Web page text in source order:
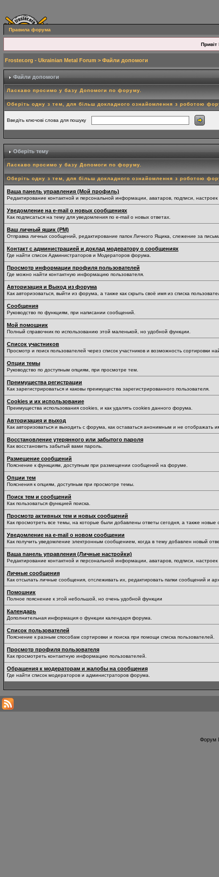
Правила форума
Привіт
Froster.org - Ukrainian Metal Forum > Файли допомоги
Файли допомоги
Ласкаво просимо у базу Допомоги по форуму.
Оберіть одну з тем, для більш докладного ознайомлення з роботою
Введіть ключові слова для пошуку
Оберіть тему
Ласкаво просимо у базу Допомоги по форуму.
Оберіть одну з тем, для більш докладного ознайомлення з роботою
Ваша панель управления (Мой профиль)
Редактирование контактной и персональной информации, аватаров, подписи,
Уведомление на e-mail о новых сообщениях
Как подписаться на тему для уведомления по e-mail о новых ответах.
Ваш личный ящик (PM)
Отправка личных сообщений, редактирование папок Личного Ящика, слежение за
Контакт с администрацией и доклад модератору о сообщениях
Где найти список Администраторов и Модераторов форума.
Просмотр информации профиля пользователей
Где можно найти контактную информацию пользователя.
Авторизация и Выход из форума
Как авторизоваться, выйти из форума, а также как скрыть своё имя из списка
Сообщения
Руководство по функциям, при написании сообщений.
Мой помощник
Полный справочник по использованию этой маленькой, но удобной функции.
Список участников
Просмотр и поиск пользователей через список участников и возможность сортировки
Опции темы
Руководство по доступным опциям, при просмотре тем.
Преимущества регистрации
Как зарегистрироваться и каковы преимущества зарегистрированного пользователя.
Cookies и их использование
Преимущества использования cookies, и как удалять cookies данного форума.
Авторизация и выход
Как авторизоваться и выходить с форума, как оставаться анонимным и не отображать
Восстановление утерянного или забытого пароля
Как восстановить забытый вами пароль.
Размещение сообщений
Пояснение к функциям, доступным при размещении сообщений на форуме.
Опции тем
Пояснения к опциям, доступным при просмотре темы.
Поиск тем и сообщений
Как пользоваться функцией поиска.
Просмотр активных тем и новых сообщений
Как просмотреть все темы, на которые были добавлены ответы сегодня, а также
Уведомление на е-mail о новом сообщении
Как получить уведомление электронным сообщением, когда в тему добавлен новый
Ваша панель управления (Личные настройки)
Редактирование контактной и персональной информации, аватаров, подписи,
Личные сообщения
Как отсылать личные сообщения, отслеживать их, редактировать папки сообщений и
Помошник
Полное пояснение к этой небольшой, но очень удобной функции
Календарь
Дополнительная информация о функции календаря форума.
Список пользователей
Пояснение к разным способам сортировки и поиска при помощи списка пользователей.
Просмотр профиля пользователя
Как просмотреть контактную информацию пользователей.
Обращения к модераторам и жалобы на сообщения
Где найти список модераторов и администраторов форума.
Форум